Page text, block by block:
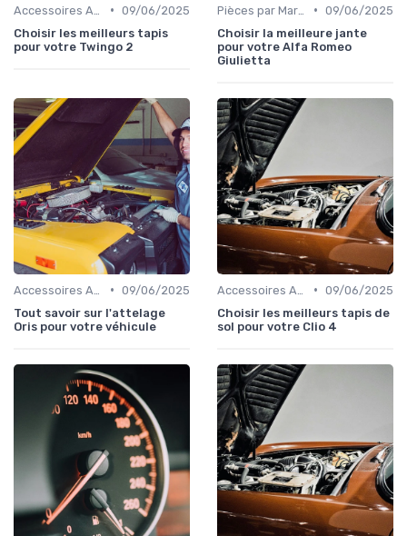
• 09/06/2025
Choisir les meilleurs tapis
pour votre Twingo 2
• 09/06/2025
Choisir la meilleure jante
pour votre Alfa Romeo
Giulietta
• 09/06/2025
Tout savoir sur l'attelage
Oris pour votre véhicule
• 09/06/2025
Choisir les meilleurs tapis de
sol pour votre Clio 4